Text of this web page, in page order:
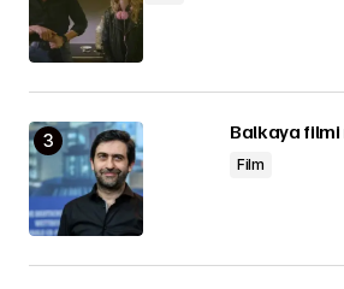
Balkaya filmi
Film